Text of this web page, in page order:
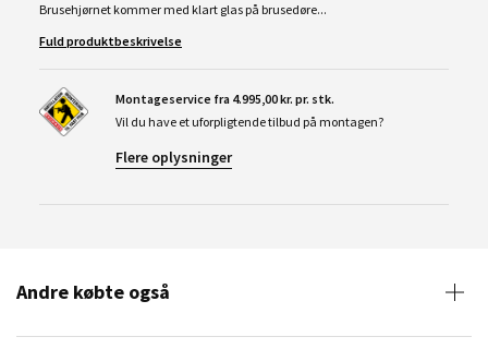
Brusehjørnet kommer med klart glas på brusedøre...
Fuld produktbeskrivelse
Montageservice fra 4.995,00 kr. pr. stk.
Vil du have et uforpligtende tilbud på montagen?
Flere oplysninger
Andre købte også